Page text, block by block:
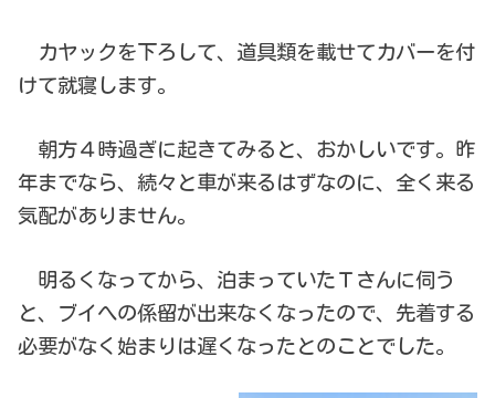
カヤックを下ろして、道具類を載せてカバーを付
けて就寝します。
朝方４時過ぎに起きてみると、おかしいです。昨
年までなら、続々と車が来るはずなのに、全く来る
気配がありません。
明るくなってから、泊まっていたＴさんに伺う
と、ブイへの係留が出来なくなったので、先着する
必要がなく始まりは遅くなったとのことでした。